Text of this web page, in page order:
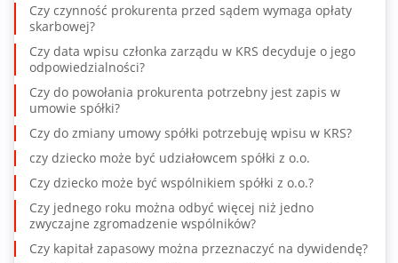
Czy czynność prokurenta przed sądem wymaga opłaty
skarbowej?
Czy data wpisu członka zarządu w KRS decyduje o jego
odpowiedzialności?
Czy do powołania prokurenta potrzebny jest zapis w
umowie spółki?
Czy do zmiany umowy spółki potrzebuję wpisu w KRS?
czy dziecko może być udziałowcem spółki z o.o.
Czy dziecko może być wspólnikiem spółki z o.o.?
Czy jednego roku można odbyć więcej niż jedno
zwyczajne zgromadzenie wspólników?
Czy kapitał zapasowy można przeznaczyć na dywidendę?